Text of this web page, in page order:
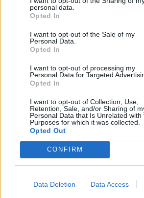
personal data.
Opted In
I want to opt-out of the Sale of my
Personal Data.
Opted In
I want to opt-out of processing my
Personal Data for Targeted
Opted In
I want to opt-out of Collection, Use,
Retention, Sale, and/or Sharing of
Personal Data that Is Unrelated with
Purposes for which it was collected.
Opted Out
CONFIRM
Data Deletion Data Access
Majka
Krónika
Miért egyre
Klímakutatóval
hőhullámokról
Székelyhon
Csatószegen